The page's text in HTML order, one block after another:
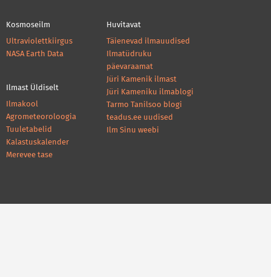
Kosmoseilm
Ultraviolettkiirgus
NASA Earth Data
Ilmast Üldiselt
Ilmakool
Agrometeoroloogia
Tuuletabelid
Kalastuskalender
Merevee tase
Huvitavat
Täienevad ilmauudised
Ilmatüdruku
päevaraamat
Jüri Kamenik ilmast
Jüri Kameniku ilmablogi
Tarmo Tanilsoo blogi
teadus.ee uudised
Ilm Sinu weebi